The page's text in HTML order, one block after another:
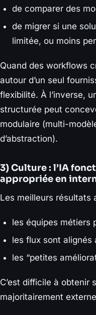
de comparer des
de migrer si une
limitée, ou moins
Quand des workflows
autour d’un seul
flexibilité. À l’inverse,
structurée peut
modulaire (multi-
d’abstraction).
3) Culture : l’IA
appropriée en
Les meilleurs résultats
les équipes métiers
les flux sont alignés
les “petites
C’est difficile à obtenir
majoritairement